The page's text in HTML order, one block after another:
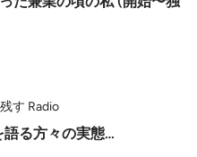
す Radio
億を語る方々の実態…